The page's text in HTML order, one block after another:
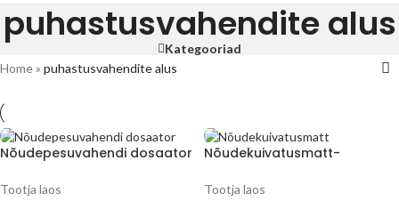
puhastusvahendite alus
Kategooriad
Home» puhastusvahendite alus
Nõudepesuvahendi dosaator
Tootja laos
Nõudekuivatusmatt-
Tootja laos